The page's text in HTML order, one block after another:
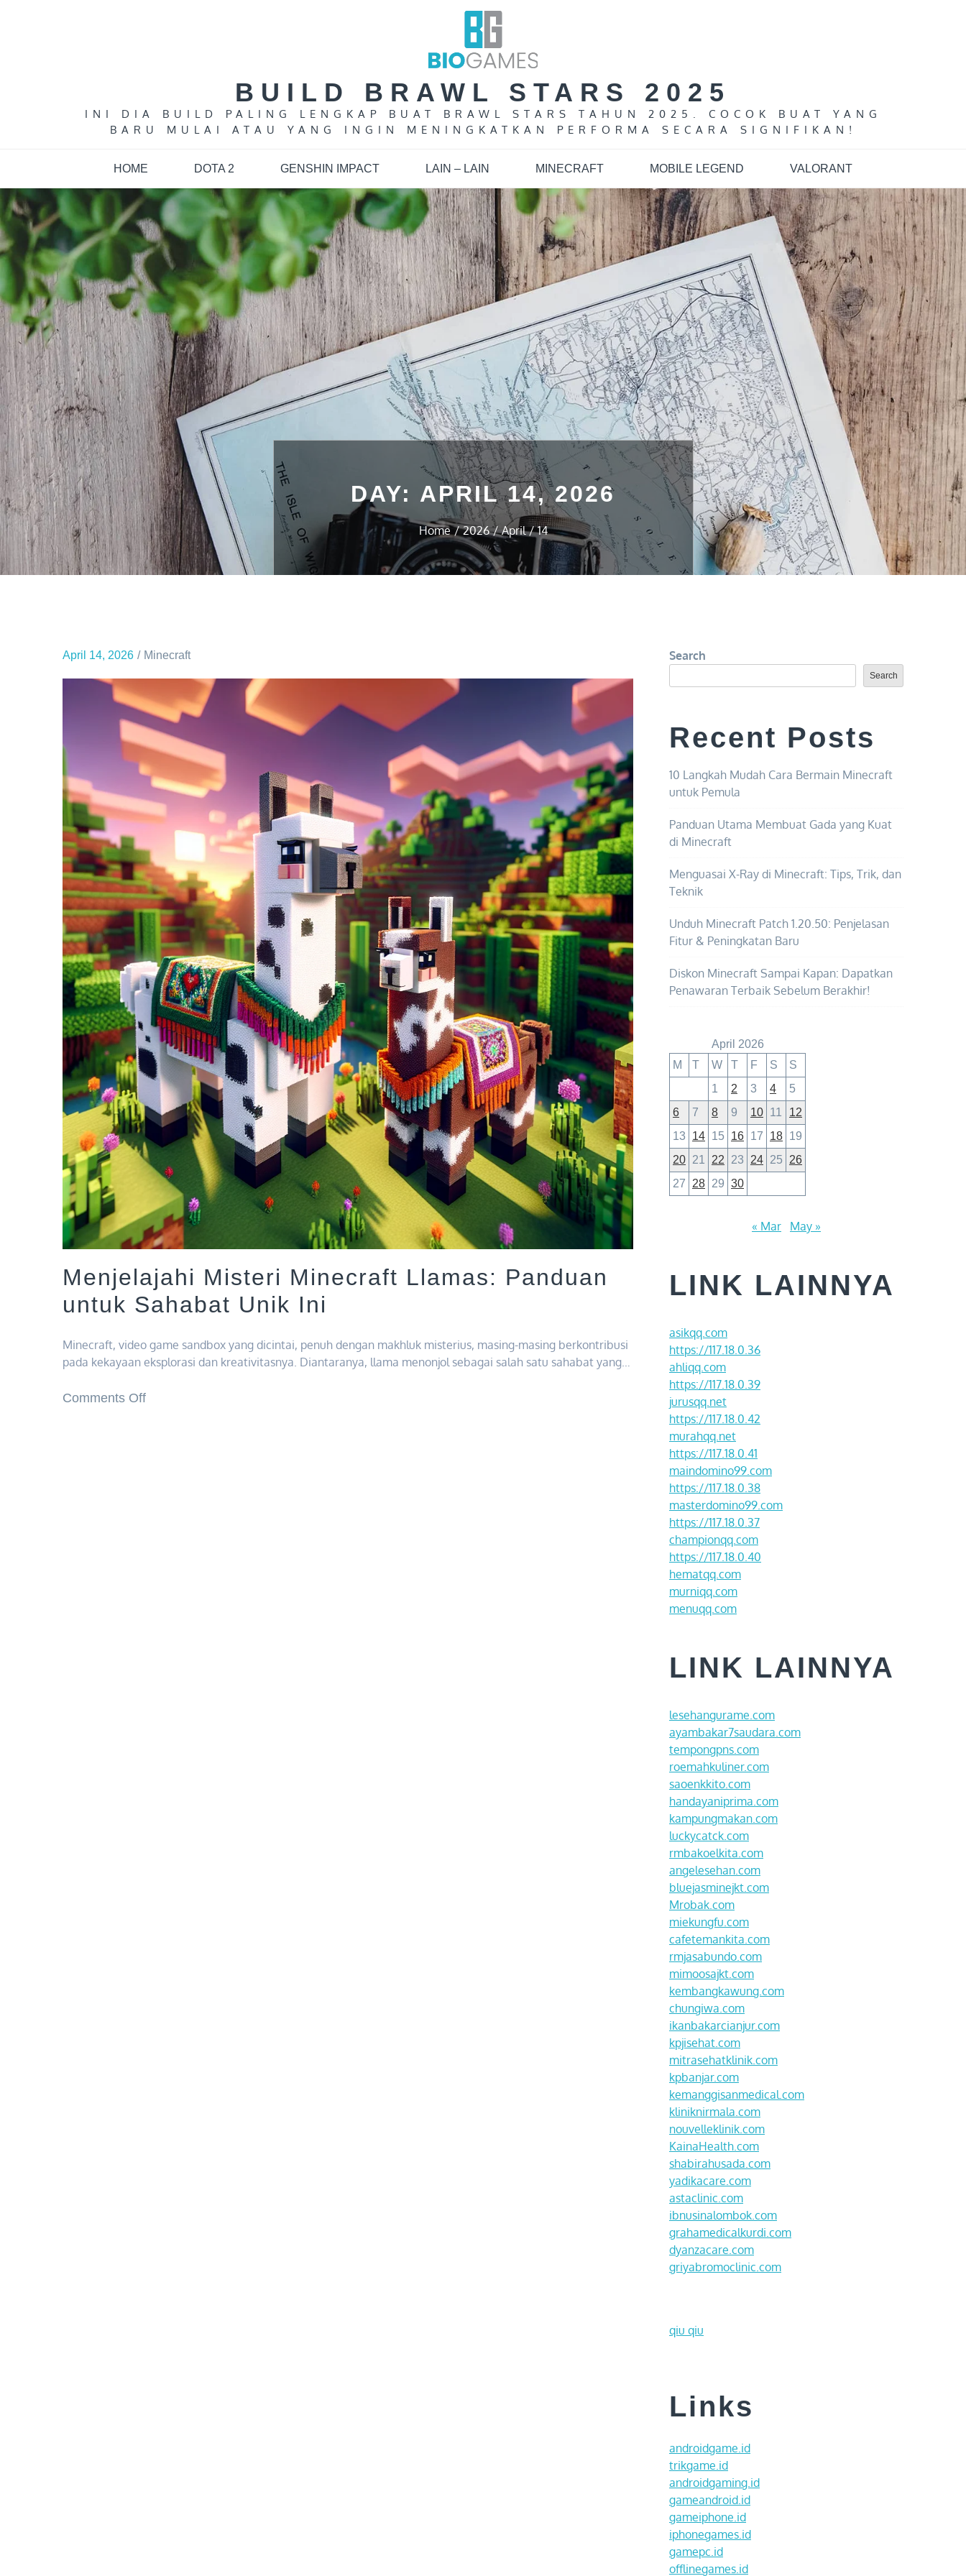
BUILD BRAWL STARS 2025
INI DIA BUILD PALING LENGKAP BUAT BRAWL STARS TAHUN 2025. COCOK BUAT YANG
BARU MULAI ATAU YANG INGIN MENINGKATKAN PERFORMA SECARA SIGNIFIKAN!
HOME DOTA 2 GENSHIN IMPACT LAIN – LAIN MINECRAFT MOBILE LEGEND VALORANT
DAY: APRIL 14, 2026
Home 2026 April 14
April 14, 2026 Minecraft
Menjelajahi Misteri Minecraft Llamas: Panduan
untuk Sahabat Unik Ini
Minecraft, video game sandbox yang dicintai, penuh dengan makhluk misterius, masing-masing berkontribusi
pada kekayaan eksplorasi dan kreativitasnya. Diantaranya, llama menonjol sebagai salah satu sahabat yang…
Comments Offon
Search
Search
Recent Posts
10 Langkah Mudah Cara Bermain Minecraft
untuk Pemula
Panduan Utama Membuat Gada yang Kuat
di Minecraft
Menguasai X-Ray di Minecraft: Tips, Trik, dan
Teknik
Unduh Minecraft Patch 1.20.50: Penjelasan
Fitur & Peningkatan Baru
Diskon Minecraft Sampai Kapan: Dapatkan
Penawaran Terbaik Sebelum Berakhir!
April 2026
M
T W T F S
S
1
2 3 4
5
6
7 8 9 10 11
12
13
14 15 16 17 18 19
20 21 22 23 24 25
26
27
28 29 30
« Mar May »
LINK LAINNYA
asikqq.com
https://117.18.0.36
ahliqq.com
https://117.18.0.39
jurusqq.net
https://117.18.0.42
murahqq.net
https://117.18.0.41
maindomino99.com
https://117.18.0.38
masterdomino99.com
https://117.18.0.37
championqq.com
https://117.18.0.40
hematqq.com
murniqq.com
menuqq.com
LINK LAINNYA
lesehangurame.com
ayambakar7saudara.com
tempongpns.com
roemahkuliner.com
saoenkkito.com
handayaniprima.com
kampungmakan.com
luckycatck.com
rmbakoelkita.com
angelesehan.com
bluejasminejkt.com
Mrobak.com
miekungfu.com
cafetemankita.com
rmjasabundo.com
mimoosajkt.com
kembangkawung.com
chungiwa.com
ikanbakarcianjur.com
kpjisehat.com
mitrasehatklinik.com
kpbanjar.com
kemanggisanmedical.com
kliniknirmala.com
nouvelleklinik.com
KainaHealth.com
shabirahusada.com
yadikacare.com
astaclinic.com
ibnusinalombok.com
grahamedicalkurdi.com
dyanzacare.com
griyabromoclinic.com
qiu qiu
Links
androidgame.id
trikgame.id
androidgaming.id
gameandroid.id
gameiphone.id
iphonegames.id
gamepc.id
offlinegames.id